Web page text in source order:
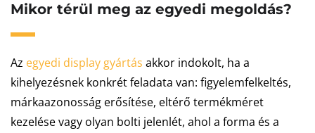
Mikor térül meg az egyedi megoldás?
Az egyedi display gyártás akkor indokolt, ha a
kihelyezésnek konkrét feladata van: figyelemfelkeltés,
márkaazonosság erősítése, eltérő termékméret
kezelése vagy olyan bolti jelenlét, ahol a forma és a